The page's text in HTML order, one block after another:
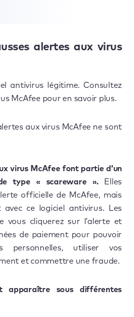
alertes aux virus
antivirus légitime. Consultez
McAfee pour en savoir plus.
aux virus McAfee ne sont
virus McAfee font partie d’un
type « scareware ». Elles
officielle de McAfee, mais
avec ce logiciel antivirus. Les
vous cliquerez sur l’alerte et
de paiement pour pouvoir
personnelles, utiliser vos
et commettre une fraude.
apparaître sous différentes